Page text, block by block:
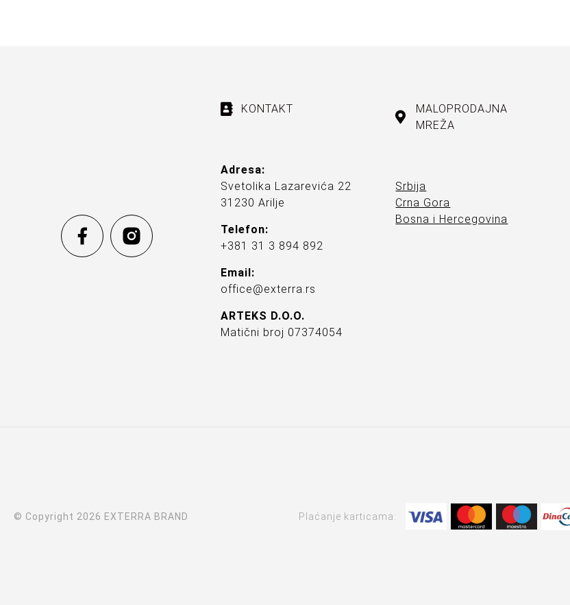
KONTAKT
Adresa:
Svetolika Lazarevića 22
31230 Arilje
Telefon:
+381 31 3 894 892
Email:
office@exterra.rs
ARTEKS D.O.O.
Matični broj 07374054
MALOPRODAJNA
MREŽA
Srbija
Crna Gora
Bosna i Hercegovina
© Copyright 2026 EXTERRA BRAND Plaćanje karticama: